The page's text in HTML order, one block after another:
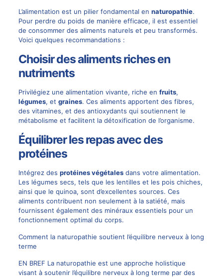
L’alimentation est un pilier fondamental en naturopathie.
Pour perdre du poids de manière efficace, il est essentiel
de consommer des aliments naturels et peu transformés.
Voici quelques recommandations :
Choisir des aliments riches en
nutriments
Privilégiez une alimentation vivante, riche en fruits,
légumes, et graines. Ces aliments apportent des fibres,
des vitamines, et des antioxydants qui soutiennent le
métabolisme et facilitent la détoxification de l’organisme.
Équilibrer les repas avec des
protéines
Intégrez des protéines végétalesdans votre alimentation.
Les légumes secs, tels que les lentilles et les pois chiches,
ainsi que le quinoa, sont d’excellentes sources. Ces
aliments contribuent non seulement à la satiété, mais
fournissent également des minéraux essentiels pour un
fonctionnement optimal du corps.
Comment la naturopathie soutient l’équilibre nerveux à long
terme
EN BREF La naturopathie est une approche holistique
visant à soutenir l’équilibre nerveux à long terme par des